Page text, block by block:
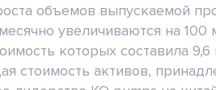
объемов выпускаемой
увеличиваются на
которых составила
стоимость активов,